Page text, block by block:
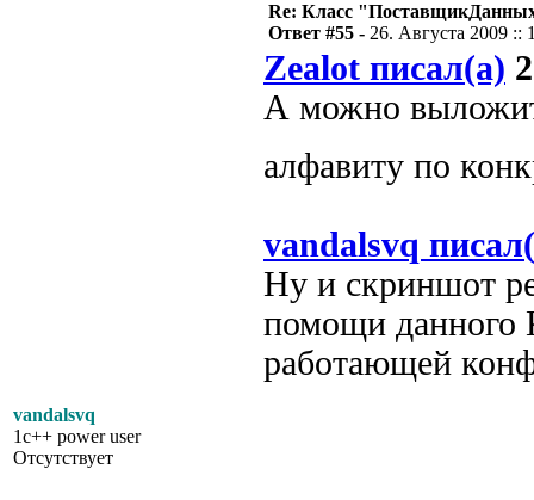
vandalsvq
1c++ power user
Отсутствует
Re: Класс
Ответ #55 - 26. Августа 2009 ::
Zealot писал(а)
А можно
алфавиту по
vandalsvq
Ну и скриншот
помощи данного
работающей